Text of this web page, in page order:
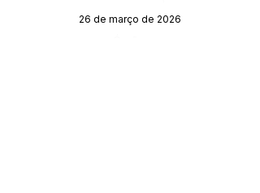
26 de março de 2026